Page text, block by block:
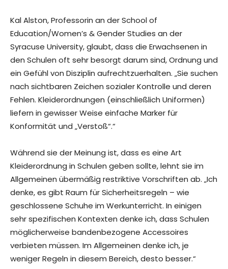
Kal Alston, Professorin an der School of
Education/Women’s & Gender Studies an der
Syracuse University, glaubt, dass die Erwachsenen in
den Schulen oft sehr besorgt darum sind, Ordnung und
ein Gefühl von Disziplin aufrechtzuerhalten. „Sie suchen
nach sichtbaren Zeichen sozialer Kontrolle und deren
Fehlen. Kleiderordnungen (einschließlich Uniformen)
liefern in gewisser Weise einfache Marker für
Konformität und „Verstoß“.“
Während sie der Meinung ist, dass es eine Art
Kleiderordnung in Schulen geben sollte, lehnt sie im
Allgemeinen übermäßig restriktive Vorschriften ab. „Ich
denke, es gibt Raum für Sicherheitsregeln – wie
geschlossene Schuhe im Werkunterricht. In einigen
sehr spezifischen Kontexten denke ich, dass Schulen
möglicherweise bandenbezogene Accessoires
verbieten müssen. Im Allgemeinen denke ich, je
weniger Regeln in diesem Bereich, desto besser.“